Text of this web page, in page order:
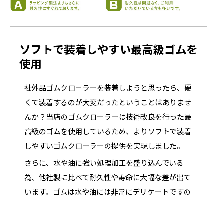
ソフトで装着しやすい最高級ゴムを
使用
社外品ゴムクローラーを装着しようと思ったら、硬
くて装着するのが大変だったということはありませ
んか？当店のゴムクローラーは技術改良を行った最
高級のゴムを使用しているため、よりソフトで装着
しやすいゴムクローラーの提供を実現しました。
さらに、水や油に強い処理加工を盛り込んでいる
為、他社製に比べて耐久性や寿命に大幅な差が出て
います。ゴムは水や油には非常にデリケートですの